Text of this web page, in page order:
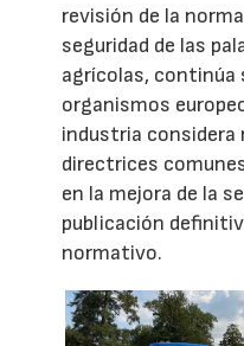
revisión de la
seguridad de las
agrícolas,
organismos
industria considera
directrices
en la mejora de la
publicación
normativo.